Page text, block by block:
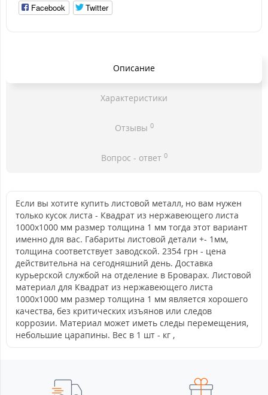
Facebook Twitter
Описание
Характеристики
Отзывы 0
Вопрос - ответ 0
Если вы хотите купить листовой металл, но вам нужен
только кусок листа - Квадрат из нержавеющего листа
1000х1000 мм размер толщина 1 мм тогда этот вариант
именно для вас. Габариты листовой детали +- 1мм,
толщина соответствует заводской. 2354 грн - цена
действительна на сегодняшний день. Доставка
курьерской службой на отделение в Броварах. Листовой
материал для Квадрат из нержавеющего листа
1000х1000 мм размер толщина 1 мм является хорошего
качества, без критических изъянов или следов
коррозии. Материал может иметь следы перемещения,
небольшие царапины. Вес в 1 шт - кг ,